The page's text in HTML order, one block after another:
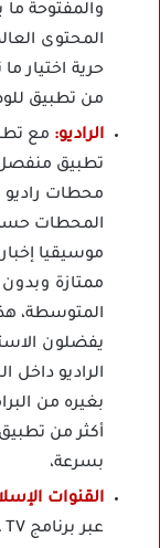
والمفتوحة ما
المحتوى
حرية اختيار
من تطبيق
الراديو:
تطبيق منفصل
محطات راديو
المحطات حسب
موسيقيا
ممتازة
المتوسطة،
يفضلون
الراديو داخل
بغيره من
أكثر من
بسرعة،
القنوات